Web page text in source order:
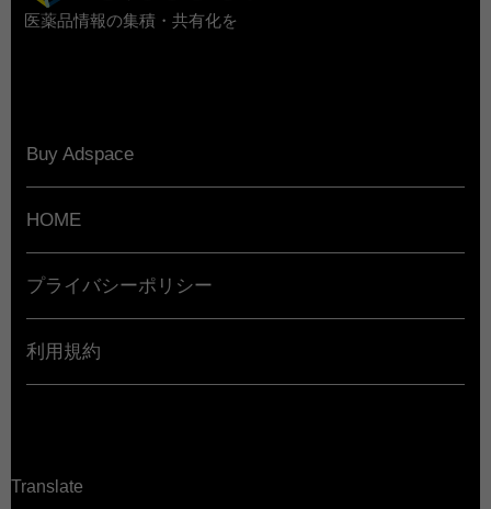
医薬品情報の集積・共有化を
Buy Adspace
HOME
プライバシーポリシー
利用規約
Translate